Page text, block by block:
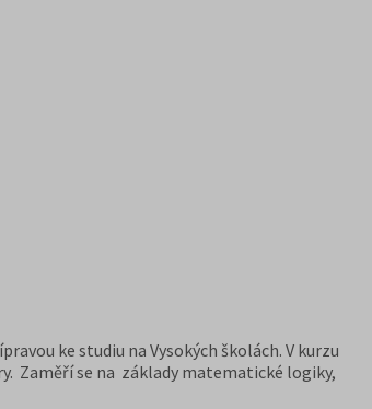
ke studiu na Vysokých školách. V kurzu
Zaměří se na základy matematické logiky,